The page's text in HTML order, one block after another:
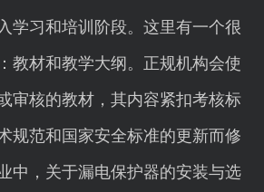
学习和培训阶段。这里有一个很
教材和教学大纲。正规机构会使
审核的教材，其内容紧扣考核标
规范和国家安全标准的更新而修
中，关于漏电保护器的安装与选